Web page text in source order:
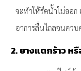
จะทำให้รีดน้ำไม่ออก
อาการลื่นไถลจนคว
2. ยางแตกร้าว ห